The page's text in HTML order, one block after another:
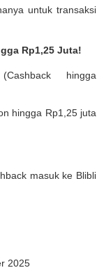
untuk transaksi
Rp1,25 Juta!
hingga
hingga Rp1,25 juta
masuk ke Blibli
2025